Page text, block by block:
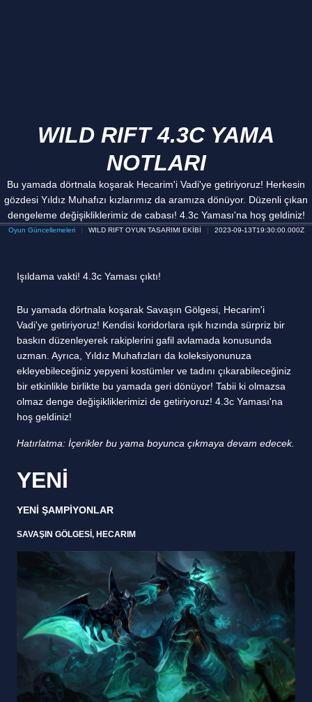
WILD RIFT 4.3C YAMA
NOTLARI
Bu yamada dörtnala koşarak Hecarim'i Vadi'ye getiriyoruz! Herkesin
gözdesi Yıldız Muhafızı kızlarımız da aramıza dönüyor. Düzenli çıkan
dengeleme değişikliklerimiz de cabası! 4.3c Yaması'na hoş geldiniz!
Oyun Güncellemeleri WILD RIFT OYUN TASARIMI EKİBİ 2023-09-13T19:30:00.000Z
Işıldama vakti! 4.3c Yaması çıktı!
Bu yamada dörtnala koşarak Savaşın Gölgesi, Hecarim'i
Vadi'ye getiriyoruz! Kendisi koridorlara ışık hızında sürpriz bir
baskın düzenleyerek rakiplerini gafil avlamada konusunda
uzman. Ayrıca, Yıldız Muhafızları da koleksiyonunuza
ekleyebileceğiniz yepyeni kostümler ve tadını çıkarabileceğiniz
bir etkinlikle birlikte bu yamada geri dönüyor! Tabii ki olmazsa
olmaz denge değişikliklerimizi de getiriyoruz! 4.3c Yaması'na
hoş geldiniz!
Hatırlatma: İçerikler bu yama boyunca çıkmaya devam edecek.
YENİ
YENİ ŞAMPİYONLAR
SAVAŞIN GÖLGESİ, HECARIM